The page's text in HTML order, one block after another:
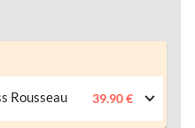
Rousseau 39.90 €